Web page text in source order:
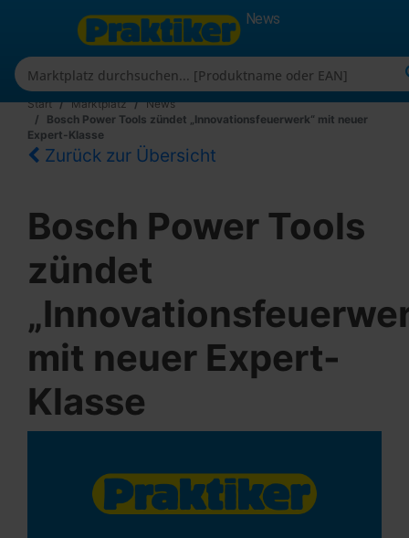
News
Start Marktplatz
News
Bosch Power Tools zündet „Innovationsfeuerwerk“ mit neuer
Expert-Klasse
Zurück zur Übersicht
Bosch Power Tools
zündet
mit neuer Expert-
Klasse